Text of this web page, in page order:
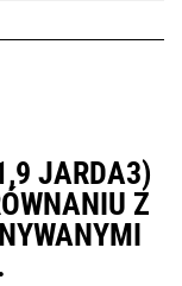
JARDA3)
Z